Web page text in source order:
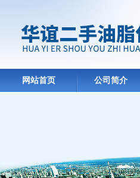
网站首页 公司简介